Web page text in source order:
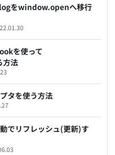
をwindow.openへ移行
を使って
方法
タを使う方法
でリフレッシュ(更新)す